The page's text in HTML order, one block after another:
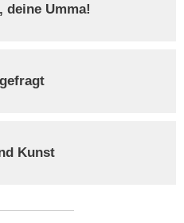
deine Umma!
Kunst